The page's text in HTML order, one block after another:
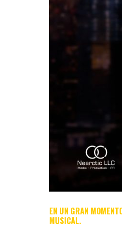
EN UN GRAN
MUSICAL.